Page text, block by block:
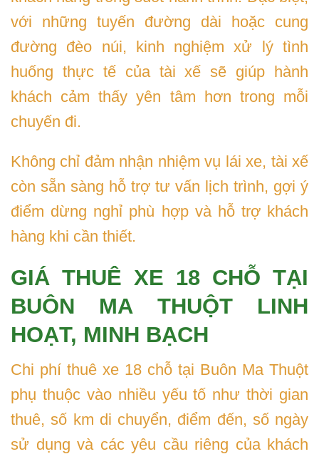
với những tuyến đường dài hoặc cung
đường đèo núi, kinh nghiệm xử lý tình
huống thực tế của tài xế sẽ giúp hành
khách cảm thấy yên tâm hơn trong mỗi
chuyến đi.
Không chỉ đảm nhận nhiệm vụ lái xe, tài xế
còn sẵn sàng hỗ trợ tư vấn lịch trình, gợi ý
điểm dừng nghỉ phù hợp và hỗ trợ khách
hàng khi cần thiết.
GIÁ THUÊ XE 18 CHỖ TẠI
BUÔN MA THUỘT LINH
HOẠT, MINH BẠCH
Chi phí thuê xe 18 chỗ tại Buôn Ma Thuột
phụ thuộc vào nhiều yếu tố như thời gian
thuê, số km di chuyển, điểm đến, số ngày
sử dụng và các yêu cầu riêng của khách